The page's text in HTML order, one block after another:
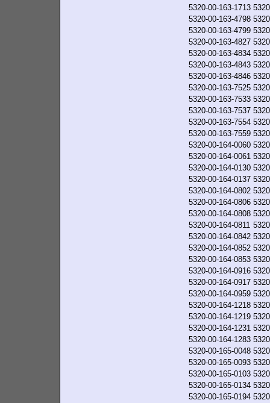
5320-00-163-1713
5320-00-163-4798
5320-00-163-4799
5320-00-163-4827
5320-00-163-4834
5320-00-163-4843
5320-00-163-4846
5320-00-163-7525
5320-00-163-7533
5320-00-163-7537
5320-00-163-7554
5320-00-163-7559
5320-00-164-0060
5320-00-164-0061
5320-00-164-0130
5320-00-164-0137
5320-00-164-0802
5320-00-164-0806
5320-00-164-0808
5320-00-164-0811
5320-00-164-0842
5320-00-164-0852
5320-00-164-0853
5320-00-164-0916
5320-00-164-0917
5320-00-164-0959
5320-00-164-1218
5320-00-164-1219
5320-00-164-1231
5320-00-164-1283
5320-00-165-0048
5320-00-165-0093
5320-00-165-0103
5320-00-165-0134
5320-00-165-0194